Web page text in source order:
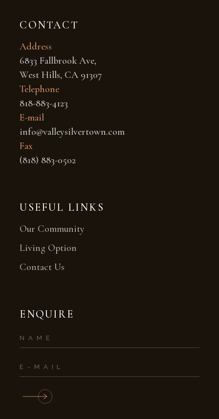
CONTACT
Address
6833 Fallbrook Ave,
West Hills, CA 91307
Telephone
818-883-4123
E-mail
info@valleysilvertown.com
Fax
(818) 883-0502
USEFUL LINKS
Our Community
Living Option
Contact Us
ENQUIRE